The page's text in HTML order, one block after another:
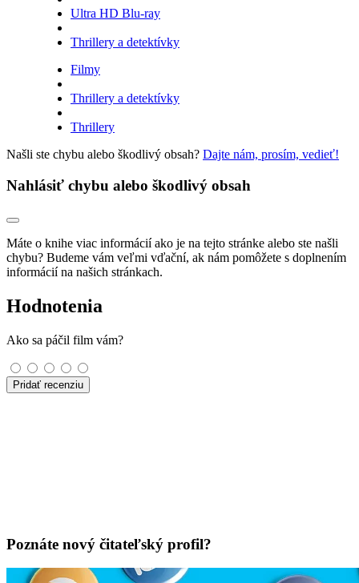
Ultra HD Blu-ray
Thrillery a detektívky
Filmy
Thrillery a detektívky
Thrillery
Našli ste chybu alebo škodlivý obsah? Dajte nám, prosím, vedieť!
Nahlásiť chybu alebo škodlivý obsah
Máte o knihe viac informácií ako je na tejto stránke alebo ste našli
chybu? Budeme vám veľmi vďační, ak nám pomôžete s doplnením
informácií na našich stránkach.
Hodnotenia
Ako sa páčil film vám?
Pridať recenziu
Poznáte nový čitateľský profil?